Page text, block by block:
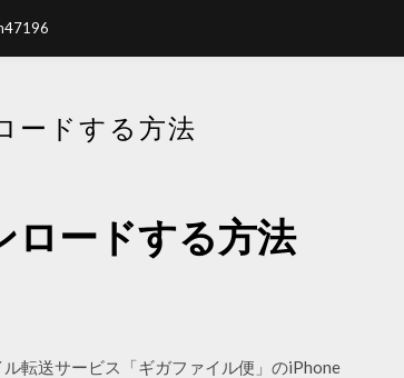
ードする方法
ロードする方法
転送サービス「ギガファイル便」のiPhone